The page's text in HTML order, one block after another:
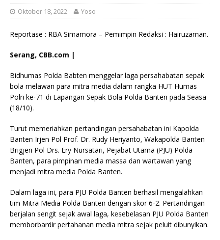
Oktober 18, 2022 Yoso
Reportase : RBA Simamora – Pemimpin Redaksi : Hairuzaman.
Serang, CBB.com |
Bidhumas Polda Babten menggelar laga persahabatan sepak
bola melawan para mitra media dalam rangka HUT Humas
Polri ke-71 di Lapangan Sepak Bola Polda Banten pada Seasa
(18/10).
Turut memeriahkan pertandingan persahabatan ini Kapolda
Banten Irjen Pol Prof. Dr. Rudy Heriyanto, Wakapolda Banten
Brigjen Pol Drs. Ery Nursatari, Pejabat Utama (PJU) Polda
Banten, para pimpinan media massa dan wartawan yang
menjadi mitra media Polda Banten.
Dalam laga ini, para PJU Polda Banten berhasil mengalahkan
tim Mitra Media Polda Banten dengan skor 6-2. Pertandingan
berjalan sengit sejak awal laga, kesebelasan PJU Polda Banten
memborbardir pertahanan media mitra sejak peluit dibunyikan.